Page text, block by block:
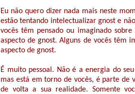
Eu não quero dizer nada mais neste
estão tentando intelectualizar gnost e
vocês têm pensado ou imaginado
aspecto de gnost. Alguns de vocês têm
aspecto de gnost.
É muito pessoal. Não é a energia do
mas está em torno de vocês, é parte de
de volta a sua realidade. Somente